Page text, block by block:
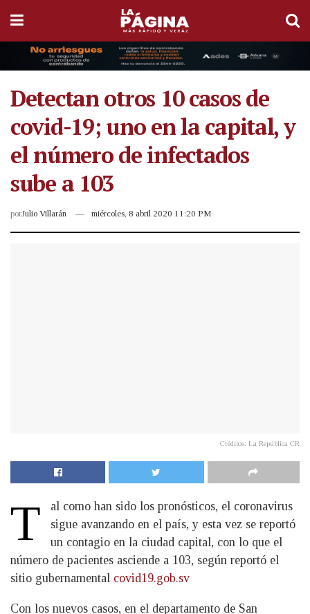
Detectan otros 10 casos de
covid-19; uno en la capital, y
el número de infectados
sube a 103
porJulio Villarán miércoles, 8 abril 2020 11:20 PM
Créditos: La República CR
T
​al como han sido los pronósticos, el coronavirus
sigue avanzando en el país, y esta vez se reportó
un contagio en la ciudad capital, con lo que el
número de pacientes asciende a 103, según reportó el
sitio gubernamental covid19.gob.sv
Con los nuevos casos, en el departamento de San